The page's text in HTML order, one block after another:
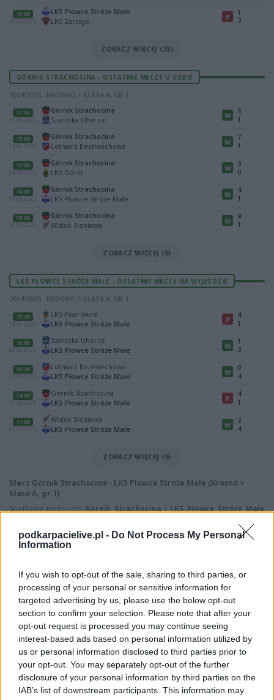
podkarpacielive.pl - Do Not Process My Personal
Information
If you wish to opt-out of the sale, sharing to third parties, or
processing of your personal or sensitive information for
targeted advertising by us, please use the below opt-out
section to confirm your selection. Please note that after your
opt-out request is processed you may continue seeing
interest-based ads based on personal information utilized by
us or personal information disclosed to third parties prior to
your opt-out. You may separately opt-out of the further
disclosure of your personal information by third parties on the
IAB’s list of downstream participants. This information may
16:00
31.05.2025
LKS Płowce Stróże Małe
LKS Zarszyn
P
1
2
ZOBACZ WIĘCEJ (23)
GÓRNIK STRACHOCINA - OSTATNIE MECZE U SIEBIE
2024/2025 · KROSNO > KLASA A, GR. I
17:00
21.06.2025
Górnik Strachocina
Szarotka Uherce
W
5
1
15:00
14.06.2025
Górnik Strachocina
Lotniarz Bezmiechowa
W
7
1
15:00
24.05.2025
Górnik Strachocina
LKS Górki
W
3
0
14:00
10.05.2025
Górnik Strachocina
LKS Płowce Stróże Małe
W
4
1
15:00
26.04.2025
Górnik Strachocina
Wisłok Sieniawa
W
9
1
ZOBACZ WIĘCEJ (9)
LKS PŁOWCE STRÓŻE MAŁE - OSTATNIE MECZE NA WYJEZDZIE
2024/2025 · KROSNO > KLASA A, GR. I
16:30
19.06.2025
LKS Pisarowce
LKS Płowce Stróże Małe
P
4
1
16:00
08.06.2025
Szarotka Uherce
LKS Płowce Stróże Małe
W
1
2
16:30
25.05.2025
Lotniarz Bezmiechowa
LKS Płowce Stróże Małe
W
0
4
14:00
10.05.2025
Górnik Strachocina
LKS Płowce Stróże Małe
P
4
1
11:00
01.05.2025
Wisłok Sieniawa
LKS Płowce Stróże Małe
W
2
4
ZOBACZ WIĘCEJ (9)
Mecz Górnik Strachocina - LKS Płowce Stróże Małe (Krosno >
Klasa A, gr. I)
Spotkanie pomiędzyGórnik Strachocina i LKS Płowce Stróże Małe
Klasa A, gr. I).
Na stroniePodkarpacieLive.pl
spotkania . To kompletne źródło danych dla kibiców i pasjonatów
lokalnej piłki nożnej. Jeżeli aktualnie nie widzisz tutaj danych z pewnością
pracujemy nad tym żeby je uzupełnić.
Wynik meczu Górnik Strachocina vs LKS Płowce Stróże Małe
Po zakończeniu spotkania automatycznie publikujemyoficjalny wynik
spotkania, a także dane meczowe, jeśli są dostępne.
Pełny harmonogram rozgrywek dostępny jest tutaj:Krosno > Klasa A,
gr. I - terminarz .
Informacje o składach i strzelcach